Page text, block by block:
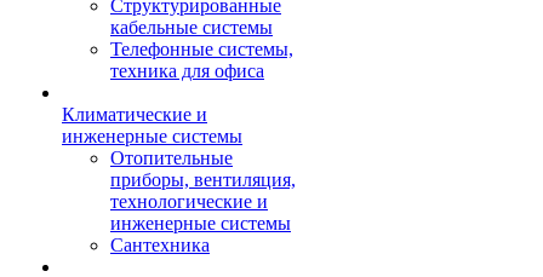
Структурированные
кабельные системы
Телефонные системы,
техника для офиса
Климатические и
инженерные системы
Отопительные
приборы, вентиляция,
технологические и
инженерные системы
Сантехника